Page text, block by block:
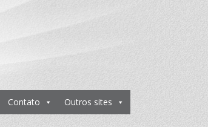
Contato Outros sites